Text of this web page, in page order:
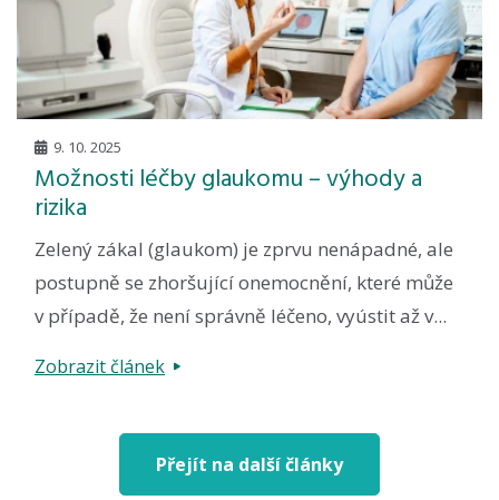
9. 10. 2025
Možnosti léčby glaukomu – výhody a
rizika
Zelený zákal (glaukom) je zprvu nenápadné, ale
postupně se zhoršující onemocnění, které může
v případě, že není správně léčeno, vyústit až v...
Zobrazit článek
Přejít na další články